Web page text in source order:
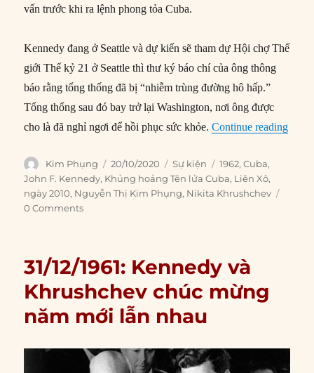
vấn trước khi ra lệnh phong tỏa Cuba.
Kennedy đang ở Seattle và dự kiến sẽ tham dự Hội chợ Thế
giới Thế kỷ 21 ở Seattle thì thư ký báo chí của ông thông
báo rằng tổng thống đã bị “nhiễm trùng đường hô hấp.”
Tổng thống sau đó bay trở lại Washington, nơi ông được
cho là đã nghỉ ngơi để hồi phục sức khỏe.Continue reading“20/
Author
Kim Phụng
Posted
on
20/10/2020 Categories
Sự kiện Tags
1962,Cuba,
John F. Kennedy, Khủng hoảng Tên lửa Cuba, Liên Xô,
ngày 2010, Nguyễn Thị Kim Phụng, Nikita Khrushchev
0 Comments
31/12/1961: Kennedy và
Khrushchev chúc mừng
năm mới lẫn nhau